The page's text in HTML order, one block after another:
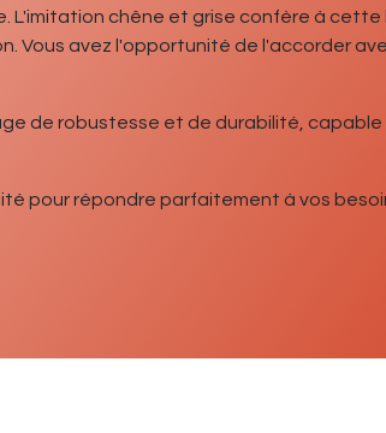
L'imitation chêne et grise confère à
Vous avez l'opportunité de l'accorder
de robustesse et de durabilité,
pour répondre parfaitement à vos